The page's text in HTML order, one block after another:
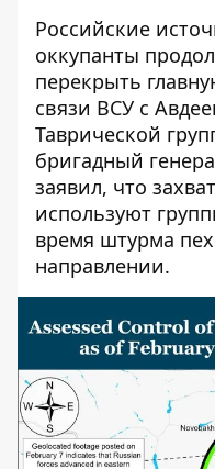
Российские
оккупанты
перекрыть
связи ВСУ с
Таврической
бригадный
заявил, что
используют
время штурма
направлении.